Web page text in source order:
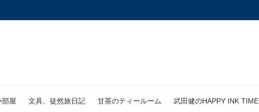
部屋 文具、徒然旅日記 甘茶のティールーム 武田健のHAPPY INK TIME